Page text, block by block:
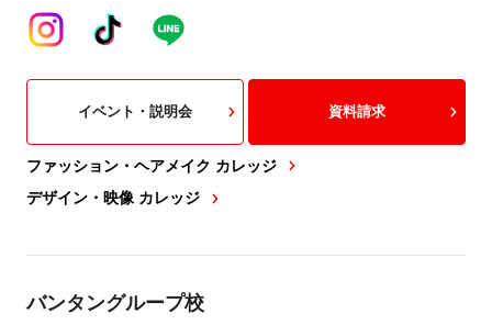
ファッション・ヘアメイク カレッジ
デザイン・映像 カレッジ
イベント・説明会 資料請求
バンタングループ校